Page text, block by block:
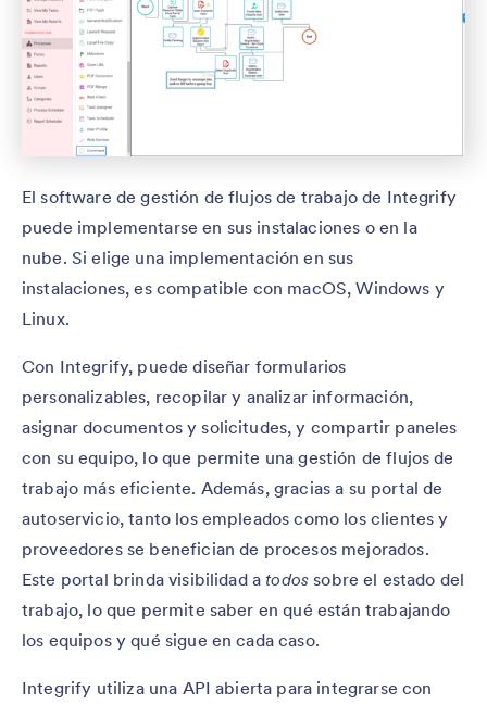
El software de gestión de flujos de trabajo de Integrify
puede implementarse en sus instalaciones o en la
nube. Si elige una implementación en sus
instalaciones, es compatible con macOS, Windows y
Linux.
Con Integrify, puede diseñar formularios
personalizables, recopilar y analizar información,
asignar documentos y solicitudes, y compartir paneles
con su equipo, lo que permite una gestión de flujos de
trabajo más eficiente. Además, gracias a su portal de
autoservicio, tanto los empleados como los clientes y
proveedores se benefician de procesos mejorados.
Este portal brinda visibilidad atodossobre el estado del
trabajo, lo que permite saber en qué están trabajando
los equipos y qué sigue en cada caso.
Integrify utiliza una API abierta para integrarse con